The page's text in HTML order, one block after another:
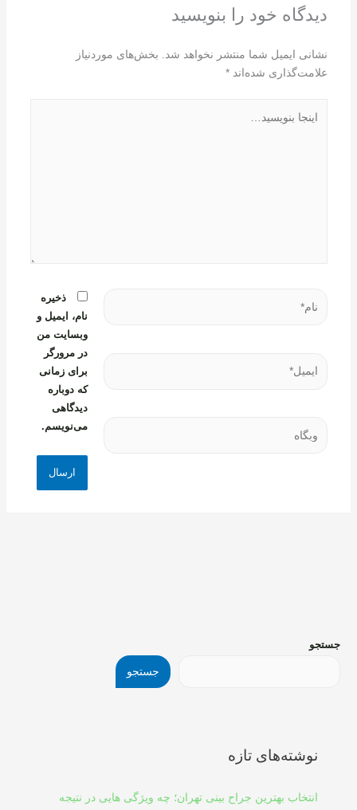
دیدگاه‌ خود را بنویسید
نشانی ایمیل شما منتشر نخواهد شد. بخش‌های موردنیاز
علامت‌گذاری شده‌اند*
بنویسید…
ذخیره
نام، ایمیل و
وبسایت من
در مرورگر
برای زمانی
که دوباره
دیدگاهی
می‌نویسم.
جستجو
جستجو
نوشته‌های تازه
انتخاب بهترین جراح بینی تهران؛ چه ویژگی هایی در نتیجه